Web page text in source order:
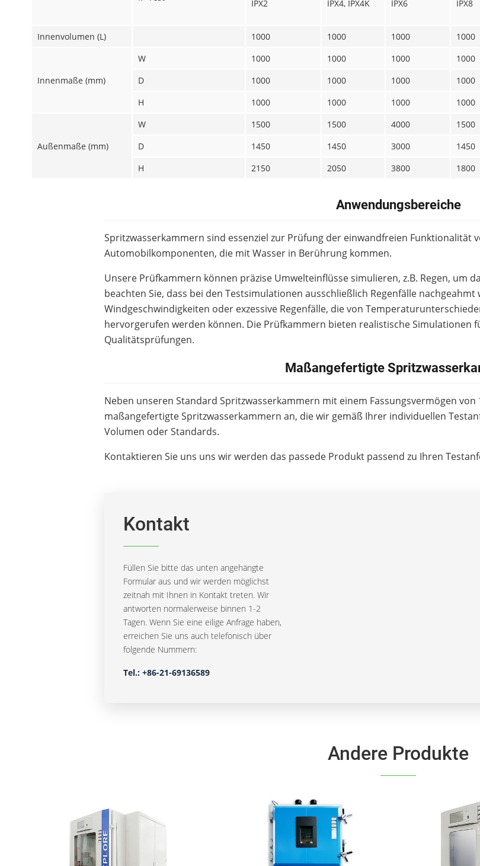
IPX2
IPX4, IPX4K
IPX6
IPX8
Innenvolumen (L)
1000 1000 1000 1000
Innenmaße (mm)
W 1000 1000 1000 1000
D
1000 1000 1000 1000
H
1000 1000 1000 1000
Außenmaße (mm)
W 1500 1500 4000 1500
D
1450 1450 3000 1450
H
2150 2050 3800 1800
Anwendungsbereiche
Spritzwasserkammern sind essenziel zur Prüfung der einwandfreien Funktionalität
Automobilkomponenten, die mit Wasser in Berührung kommen.
Unsere Prüfkammern können präzise Umwelteinflüsse simulieren, z.B. Regen, um
beachten Sie, dass bei den Testsimulationen ausschließlich Regenfälle
Windgeschwindigkeiten oder exzessive Regenfälle, die von
hervorgerufen werden können. Die Prüfkammern bieten realistische Simulationen
Qualitätsprüfungen.
Maßangefertigte
Neben unseren Standard Spritzwasserkammern mit einem Fassungsvermögen von
maßangefertigte Spritzwasserkammern an, die wir gemäß Ihrer individuellen
Volumen oder Standards.
Kontaktieren Sie uns uns wir werden das passede Produkt passend zu Ihren
Kontakt
Füllen Sie bitte das unten angehängte
Formular aus und wir werden möglichst
zeitnah mit Ihnen in Kontakt treten. Wir
antworten normalerweise binnen 1-2
Tagen. Wenn Sie eine eilige Anfrage haben,
erreichen Sie uns auch telefonisch über
folgende Nummern:
Tel.: +86-21-69136589
Andere Produkte